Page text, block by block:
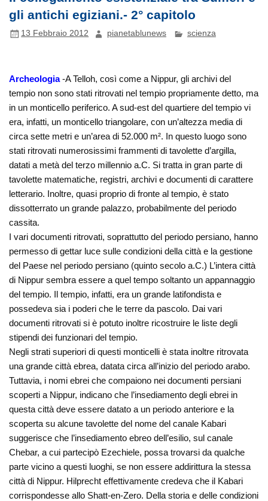
gli antichi egiziani.- 2° capitolo
13 Febbraio 2012 pianetablunews scienza
Archeologia-A Telloh, così come a Nippur, gli archivi del
tempio non sono stati ritrovati nel tempio propriamente detto, ma
in un monticello periferico. A sud-est del quartiere del tempio vi
era, infatti, un monticello triangolare, con un’altezza media di
circa sette metri e un’area di 52.000 m². In questo luogo sono
stati ritrovati numerosissimi frammenti di tavolette d’argilla,
datati a metà del terzo millennio a.C. Si tratta in gran parte di
tavolette matematiche, registri, archivi e documenti di carattere
letterario. Inoltre, quasi proprio di fronte al tempio, è stato
dissotterrato un grande palazzo, probabilmente del periodo
cassita.
I vari documenti ritrovati, soprattutto del periodo persiano, hanno
permesso di gettar luce sulle condizioni della città e la gestione
del Paese nel periodo persiano (quinto secolo a.C.) L’intera città
di Nippur sembra essere a quel tempo soltanto un appannaggio
del tempio. Il tempio, infatti, era un grande latifondista e
possedeva sia i poderi che le terre da pascolo. Dai vari
documenti ritrovati si è potuto inoltre ricostruire le liste degli
stipendi dei funzionari del tempio.
Negli strati superiori di questi monticelli è stata inoltre ritrovata
una grande città ebrea, datata circa all’inizio del periodo arabo.
Tuttavia, i nomi ebrei che compaiono nei documenti persiani
scoperti a Nippur, indicano che l’insediamento degli ebrei in
questa città deve essere datato a un periodo anteriore e la
scoperta su alcune tavolette del nome del canale Kabari
suggerisce che l’insediamento ebreo dell’esilio, sul canale
Chebar, a cui partecipò Ezechiele, possa trovarsi da qualche
parte vicino a questi luoghi, se non essere addirittura la stessa
città di Nippur. Hilprecht effettivamente credeva che il Kabari
corrispondesse allo Shatt-en-Zero. Della storia e delle condizioni